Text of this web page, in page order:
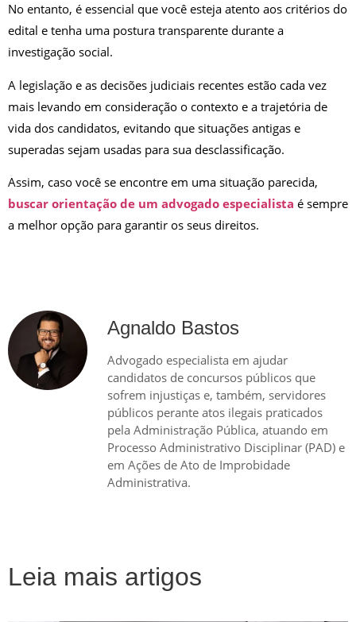
No entanto, é essencial que você esteja atento aos critérios do
edital e tenha uma postura transparente durante a
investigação social.
A legislação e as decisões judiciais recentes estão cada vez
mais levando em consideração o contexto e a trajetória de
vida dos candidatos, evitando que situações antigas e
superadas sejam usadas para sua desclassificação.
Assim, caso você se encontre em uma situação parecida,
buscar orientação de um advogado especialista é sempre
a melhor opção para garantir os seus direitos.
Agnaldo Bastos
Advogado especialista em ajudar
candidatos de concursos públicos que
sofrem injustiças e, também, servidores
públicos perante atos ilegais praticados
pela Administração Pública, atuando em
Processo Administrativo Disciplinar (PAD) e
em Ações de Ato de Improbidade
Administrativa.
Leia mais artigos